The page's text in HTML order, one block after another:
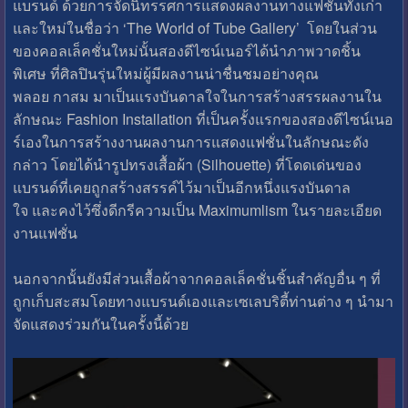
แบรนด์ ด้วยการจัดนิทรรศการแสดงผลงานทางแฟชั่นทั้งเก่า
และใหม่ในชื่อว่า ‘The World of Tube Gallery’ โดยในส่วน
ของคอลเล็คชั่นใหม่นั้นสองดีไซน์เนอร์ได้นำภาพวาดชิ้น
พิเศษ ที่ศิลปินรุ่นใหม่ผู้มีผลงานน่าชื่นชมอย่างคุณ
พลอย กาสม มาเป็นแรงบันดาลใจในการสร้างสรรผลงานใน
ลักษณะ Fashion Installation ที่เป็นครั้งแรกของสองดีไซน์เนอ
ร์เองในการสร้างงานผลงานการแสดงแฟชั่นในลักษณะดัง
กล่าว โดยได้นำรูปทรงเสื้อผ้า (Silhouette) ที่โดดเด่นของ
แบรนด์ที่เคยถูกสร้างสรรค์ไว้มาเป็นอีกหนึ่งแรงบันดาล
ใจ และคงไว้ซึ่งดีกรีความเป็น Maximumlism ในรายละเอียด
งานแฟชั่น
นอกจากนั้นยังมีส่วนเสื้อผ้าจากคอลเล็คชั่นชิ้นสำคัญอื่น ๆ ที่
ถูกเก็บสะสมโดยทางแบรนด์เองและเซเลบริตี้ท่านต่าง ๆ นำมา
จัดแสดงร่วมกันในครั้งนี้ด้วย